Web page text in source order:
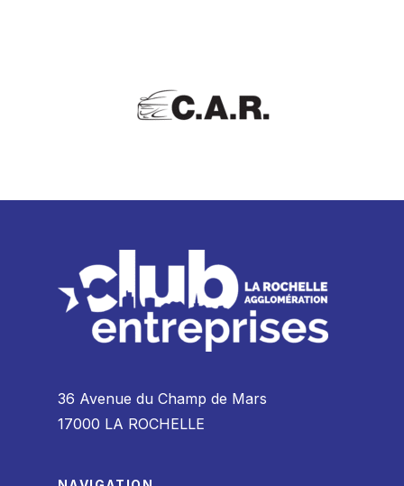
36 Avenue du Champ de Mars
17000 LA ROCHELLE